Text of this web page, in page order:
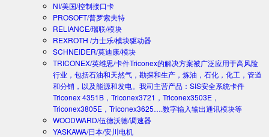
NI/美国/控制接口卡
PROSOFT/普罗索夫特
RELIANCE/瑞联/模块
REXROTH /力士乐/模块驱动器
SCHNEIDER/莫迪康/模块
TRICONEX/英维思/卡件Triconex的解决方案被广泛应用于高风险
行业，包括石油和天然气，勘探和生产，炼油，石化，化工，管道
和分销，以及能源和发电。我司主营产品：SIS安全系统卡件
Triconex 4351B，Triconex3721，Triconex3503E，
Triconex3805E，Triconex3625….数字输入输出通讯模块等
WOODWARD/伍德沃德/调速器
YASKAWA/日本/安川电机